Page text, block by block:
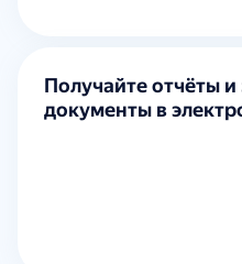
Получайте отчёты
документы в